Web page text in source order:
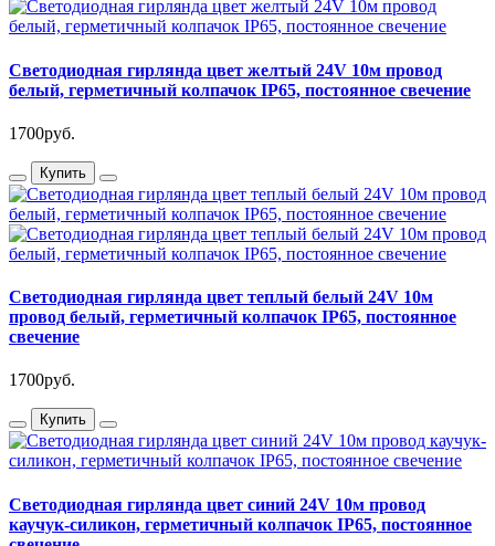
Светодиодная гирлянда цвет желтый 24V 10м провод
белый, герметичный колпачок IP65, постоянное свечение
1700руб.
Купить
Светодиодная гирлянда цвет теплый белый 24V 10м
провод белый, герметичный колпачок IP65, постоянное
свечение
1700руб.
Купить
Светодиодная гирлянда цвет синий 24V 10м провод
каучук-силикон, герметичный колпачок IP65, постоянное